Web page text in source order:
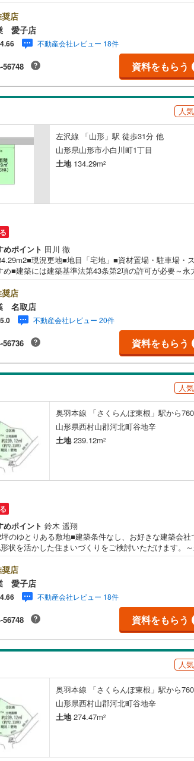
別を問わず不動産を取り扱っております。更に教育
環境や行政などの地域情報を総合し、お客様により良
よう、しっかりとサポートさせて頂きます。2.＜経験豊
は【購入】【売却】【引っ越し】【リフォーム】など
問はもちろん、ご購入時に気になる住宅ローン各種税
ご説明させて頂きます。各店舗ではキッズスペースも
族様で是非お越しください。営業時間:10:00～18:00
より変動あり）現地のご案内も可能ですので、どう
ださい！
店
愛子店
4.66 不動産会社レビュー 18件
56748 資料をもらう
人
左沢線 「山形」駅 徒歩31分 他
山形県山形市小白川町1丁目
土地134.29m2
めポイント 田川 徹
現況更地■地目「宅地」■資材置場・駐車場・
め■建築には建築基準法第43条第2項の許可が必要～永
に分けてご紹介！1.＜豊富な不動産知識＞戸建・マン
問わず不動産を取り扱っております。更に教育施設や
行政などの地域情報を総合し、お客様により良い物件
しっかりとサポートさせて頂きます。2.＜経験豊富なス
入】【売却】【引っ越し】【リフォーム】など住宅に
ちろん、ご購入時に気になる住宅ローン各種税金につ
させて頂きます。各店舗ではキッズスペースも完備！
是非お越しください。営業時間:10:00～18:00（定休
変動あり）現地のご案内も可能ですので、どうぞお気
店
名取店
5.0 不動産会社レビュー 20件
56736 資料をもらう
人
奥羽本線 「さくらんぼ東根」駅から
山形県西村山郡河北町谷地辛
土地239.12m2
めポイント 鈴木 遥翔
のゆとりある敷地■建築条件なし、お好きな建築会社
状を活かした住まいづくりをご検討いただけます。
2つに分けてご紹介！1.＜豊富な不動産知識＞戸建・マ
を問わず不動産を取り扱っております。更に教育施設
や行政などの地域情報を総合し、お客様により良い物
、しっかりとサポートさせて頂きます。2.＜経験豊富な
購入】【売却】【引っ越し】【リフォーム】など住宅
もちろん、ご購入時に気になる住宅ローン各種税金に
明させて頂きます。各店舗ではキッズスペースも完備
で是非お越しください。営業時間:10:00～18:00（定
り変動あり）現地のご案内も可能ですので、どうぞお
店
愛子店
4.66 不動産会社レビュー 18件
56748 資料をもらう
人
奥羽本線 「さくらんぼ東根」駅から
山形県西村山郡河北町谷地辛
土地274.47m2